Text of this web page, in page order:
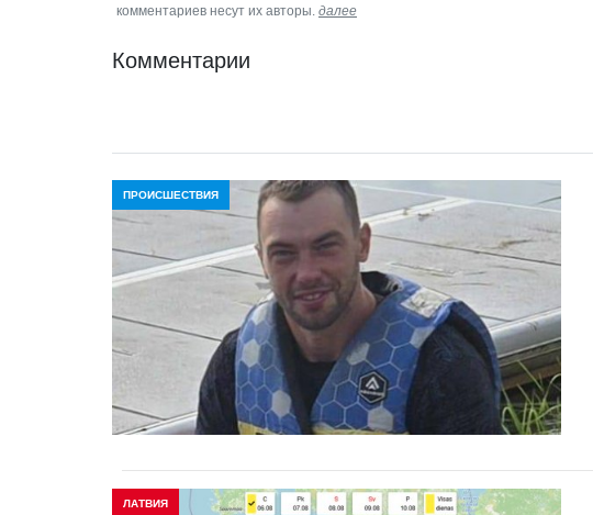
комментариев несут их авторы. далее
Комментарии
ПРОИСШЕСТВИЯ
ЛАТВИЯ